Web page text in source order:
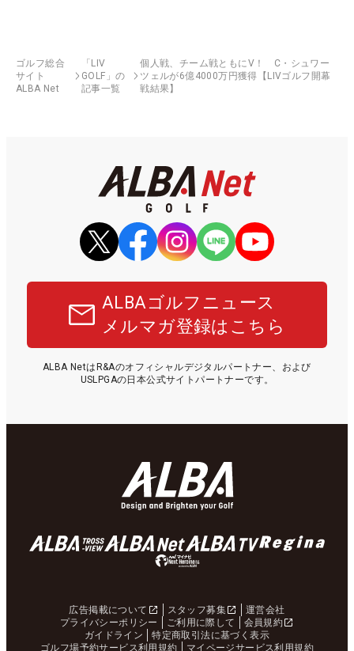
ゴルフ総合
サイト
ALBA Net
「LIV
GOLF」の
記事一覧
個人戦、チーム戦ともにV！ C・シュワー
ツェルが6億4000万円獲得【LIVゴルフ開幕
戦結果】
ALBAゴルフニュース
メルマガ登録はこちら
ALBA NetはR&Aのオフィシャルデジタルパートナー、および
USLPGAの日本公式サイトパートナーです。
広告掲載について スタッフ募集
運営会社
プライバシーポリシー
ご利用に際して
会員規約
ガイドライン
特定商取引法に基づく表示
ゴルフ場予約サービス利用規約
マイページサービス利用規約